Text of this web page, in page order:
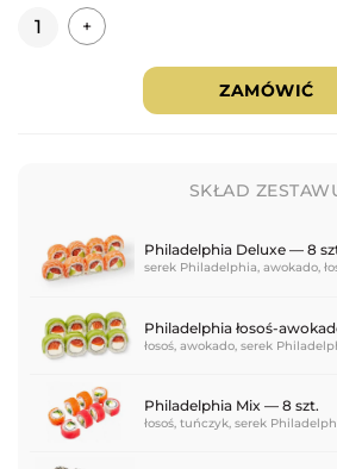
Ilość +
ZAMÓWIĆ
SKŁAD
Philadelphia Deluxe — 8
serek Philadelphia, awokado,
Philadelphia łosoś-
łosoś, awokado, serek
Philadelphia Mix — 8 szt.
łosoś, tuńczyk, serek